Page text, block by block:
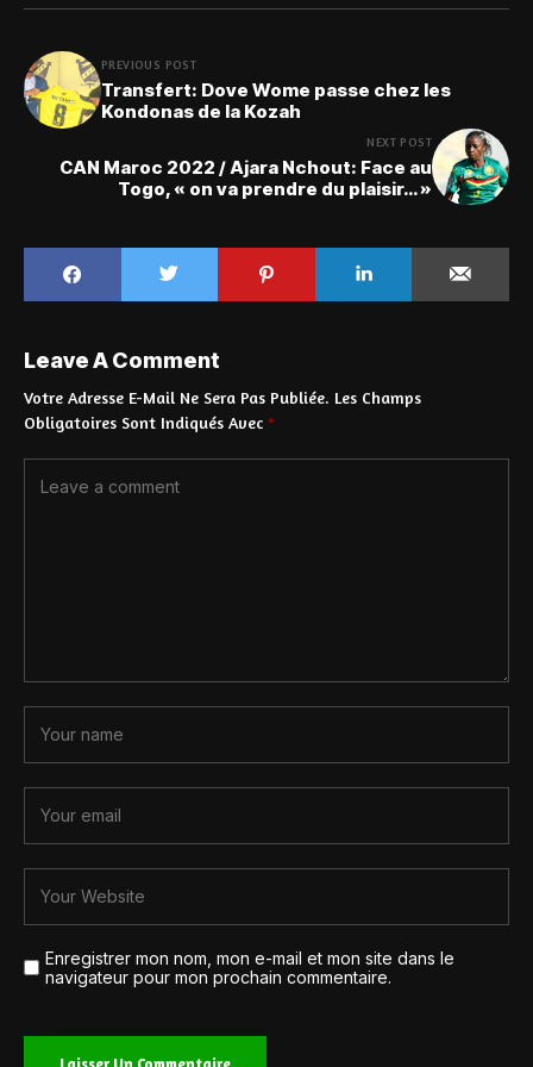
PREVIOUS POST
Transfert: Dove Wome passe chez les
Kondonas de la Kozah
NEXT POST
CAN Maroc 2022 / Ajara Nchout: Face au
Togo, « on va prendre du plaisir… »
Leave A Comment
Votre Adresse E-Mail Ne Sera Pas Publiée. Les Champs
Obligatoires Sont Indiqués Avec *
Enregistrer mon nom, mon e-mail et mon site dans le
navigateur pour mon prochain commentaire.